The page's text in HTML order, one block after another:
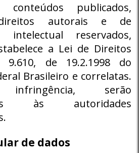
publicados,
autorais e de
intelectual reservados,
a Lei de Direitos
de 19.2.1998 do
Brasileiro e correlatas.
infringência, serão
às autoridades
de dados